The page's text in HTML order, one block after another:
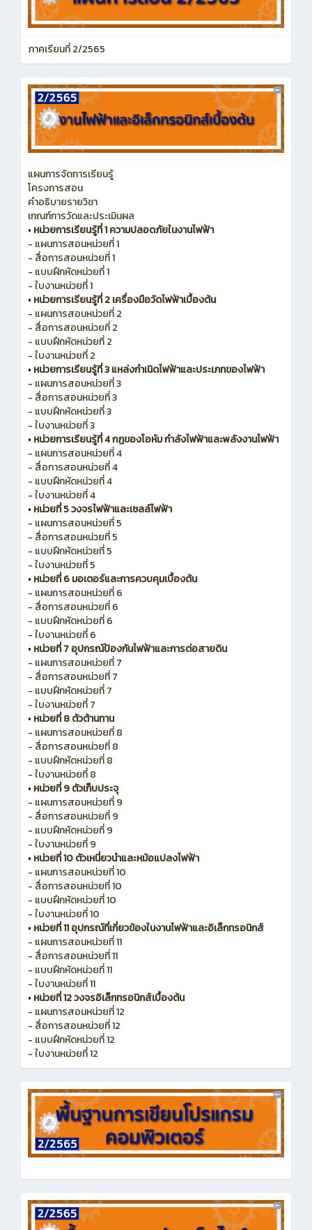
ภาคเรียนที่ 2/2565
แผนการจัดการเรียนรู้
โครงการสอน
คำอธิบายรายวิชา
เกณฑ์การวัดและประเมินผล
• หน่วยการเรียนรู้ที่ 1 ความปลอดภัยในงานไฟฟ้า
- แผนการสอนหน่วยที่ 1
- สื่อการสอนหน่วยที่ 1
- แบบฝึกหัดหน่วยที่ 1
- ใบงานหน่วยที่ 1
• หน่วยการเรียนรู้ที่ 2 เครื่องมือวัดไฟฟ้าเบื้องต้น
- แผนการสอนหน่วยที่ 2
- สื่อการสอนหน่วยที่ 2
- แบบฝึกหัดหน่วยที่ 2
- ใบงานหน่วยที่ 2
• หน่วยการเรียนรู้ที่ 3 แหล่งกำเนิดไฟฟ้าและประเภทของไฟฟ้า
- แผนการสอนหน่วยที่ 3
- สื่อการสอนหน่วยที่ 3
- แบบฝึกหัดหน่วยที่ 3
- ใบงานหน่วยที่ 3
• หน่วยการเรียนรู้ที่ 4 กฏของโอห์ม กำลังไฟฟ้าและพลังงานไฟฟ้า
- แผนการสอนหน่วยที่ 4
- สื่อการสอนหน่วยที่ 4
- แบบฝึกหัดหน่วยที่ 4
- ใบงานหน่วยที่ 4
• หน่วยที่ 5 วงจรไฟฟ้าและเซลล์ไฟฟ้า
- แผนการสอนหน่วยที่ 5
- สื่อการสอนหน่วยที่ 5
- แบบฝึกหัดหน่วยที่ 5
- ใบงานหน่วยที่ 5
• หน่วยที่ 6 มอเตอร์และการควบคุมเบื้องต้น
- แผนการสอนหน่วยที่ 6
- สื่อการสอนหน่วยที่ 6
- แบบฝึกหัดหน่วยที่ 6
- ใบงานหน่วยที่ 6
• หน่วยที่ 7 อุปกรณ์ป้องกันไฟฟ้าและการต่อสายดิน
- แผนการสอนหน่วยที่ 7
- สื่อการสอนหน่วยที่ 7
- แบบฝึกหัดหน่วยที่ 7
- ใบงานหน่วยที่ 7
• หน่วยที่ 8 ตัวต้านทาน
- แผนการสอนหน่วยที่ 8
- สื่อการสอนหน่วยที่ 8
- แบบฝึกหัดหน่วยที่ 8
- ใบงานหน่วยที่ 8
• หน่วยที่ 9 ตัวเก็บประจุ
- แผนการสอนหน่วยที่ 9
- สื่อการสอนหน่วยที่ 9
- แบบฝึกหัดหน่วยที่ 9
- ใบงานหน่วยที่ 9
• หน่วยที่ 10 ตัวเหนี่ยวนำและหม้อแปลงไฟฟ้า
- แผนการสอนหน่วยที่ 10
- สื่อการสอนหน่วยที่ 10
- แบบฝึกหัดหน่วยที่ 10
- ใบงานหน่วยที่ 10
• หน่วยที่ 11 อุปกรณ์ที่เกี่ยวข้องในงานไฟฟ้าและอิเล็กทรอนิกส์
- แผนการสอนหน่วยที่ 11
- สื่อการสอนหน่วยที่ 11
- แบบฝึกหัดหน่วยที่ 11
- ใบงานหน่วยที่ 11
• หน่วยที่ 12 วงจรอิเล็กทรอนิกส์เบื้องต้น
- แผนการสอนหน่วยที่ 12
- สื่อการสอนหน่วยที่ 12
- แบบฝึกหัดหน่วยที่ 12
- ใบงานหน่วยที่ 12